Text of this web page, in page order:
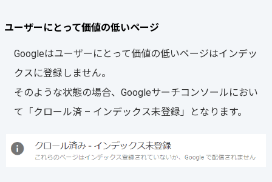
ユーザーにとって価値の低いページ
Googleはユーザーにとって価値の低いページはインデッ
クスに登録しません。
そのような状態の場合、Googleサーチコンソールにおい
て「クロール済 – インデックス未登録」となります。